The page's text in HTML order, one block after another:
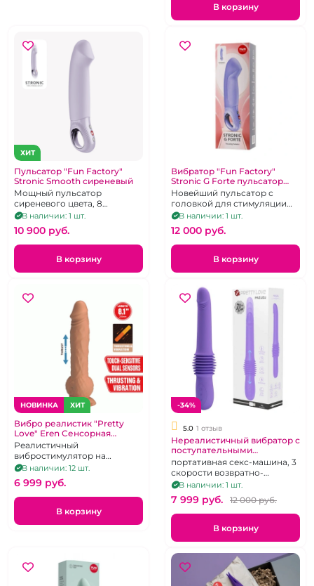
В корзину
ХИТ
Пульсатор "Fun Factory"
Stronic Smooth сиреневый
Мощный пульсатор
сиреневого цвета, 8
режимов работы, можно
использовать без рук
В наличии: 1 шт.
10 900 pуб.
В корзину
Вибратор "Fun Factory"
Stronic G Forte пульсатор
сиреневый
Новейший пульсатор с
головкой для стимуляции
точки G.
В наличии: 1 шт.
12 000 pуб.
В корзину
НОВИНКА ХИТ
Вибро реалистик "Pretty
Love" Eren Cенсорная
технология
Реалистичный
вибростимулятор на
присоске с 5 режимами
вибрации и сенсорным
управлением
поступательных движений
В наличии: 12 шт.
6 999 pуб.
В корзину
-34%
5.0 1 отзыв
Нереалистичный вибратор с
поступательными
движениями - Фриксатор
"Pretty Love" Pazuzu
портативная секс-машина, 3
скорости возвратно-
поступательных движений,
перезаряжаемый
В наличии: 1 шт.
7 999 pуб. 12 000 pуб.
В корзину